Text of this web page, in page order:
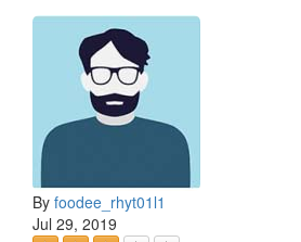
By foodee_rhyt01l1
Jul 29, 2019